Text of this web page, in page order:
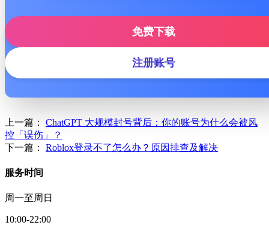
免费下载
注册账号
上一篇： ChatGPT 大规模封号背后：你的账号为什么会被风
控「误伤」？
下一篇： Roblox登录不了怎么办？原因排查及解决
服务时间
周一至周日
10:00-22:00